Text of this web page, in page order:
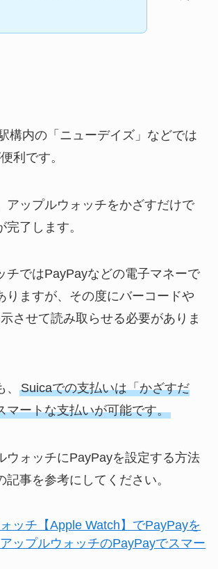
構内の「ニューデイズ」などでは
利です。
アップルウォッチをかざすだけで
了します。
チではPayPayなどの電子マネーで
りますが、その度にバーコードや
させて読み取らせる必要がありま
Suicaでの支払いは「かざすだ
マートな支払いが可能です。
ウォッチにPayPayを設定する方法
記事を参考にしてください。
ッチ【Apple Watch】でPayPayを
ップルウォッチのPayPayでスマー